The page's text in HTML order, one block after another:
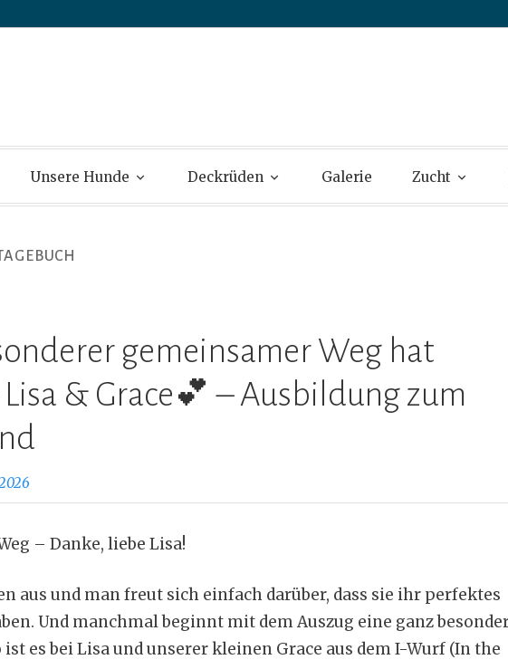
Flat Coated
Unsere Hunde Deckrüden Galerie Zucht
gemeinsamer Weg hat
& Grace💕 – Ausbildung zum
– Danke, liebe Lisa!
aus und man freut sich einfach darüber, dass sie ihr perfektes
Und manchmal beginnt mit dem Auszug eine ganz
ist es bei Lisa und unserer kleinen Grace aus dem I-Wurf (In the